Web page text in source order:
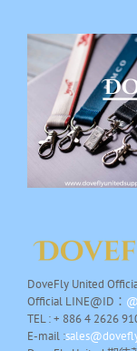
DoveFly United
Official LINE@ID：
TEL : + 886 4 2626
E-mail :